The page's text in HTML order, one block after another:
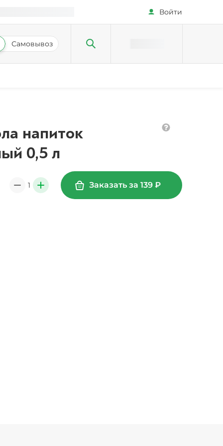
Войти
Самовывоз
напиток
0,5 л
1 + Заказать за 139 ₽